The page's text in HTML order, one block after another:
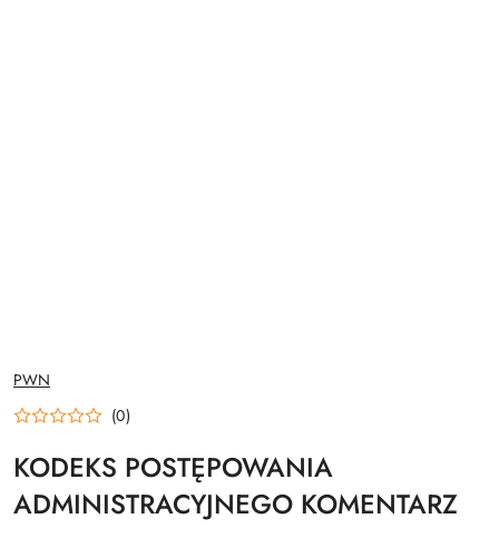
NAZWA
PRODUCENTA:
PWN
(0)
KODEKS POSTĘPOWANIA
ADMINISTRACYJNEGO KOMENTARZ